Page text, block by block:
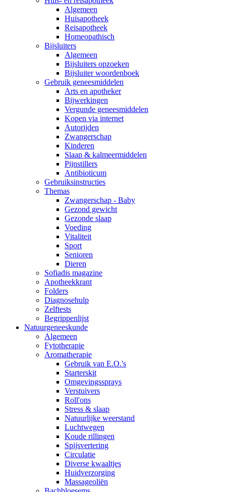
Algemeen
Huisapotheek
Reisapotheek
Homeopathisch
Bijsluiters
Algemeen
Bijsluiters opzoeken
Bijsluiter woordenboek
Gebruik geneesmiddelen
Arts en apotheker
Bijwerkingen
Vergunde geneesmiddelen
Kopen via internet
Autorijden
Zwangerschap
Kinderen
Slaap & kalmeermiddelen
Pijnstillers
Antibioticum
Gebruiksinstructies
Themas
Zwangerschap - Baby
Gezond gewicht
Gezonde slaap
Voeding
Vitaliteit
Sport
Senioren
Dieren
Sofiadis magazine
Apotheekkrant
Folders
Diagnosehulp
Zelftests
Begrippenlijst
Natuurgeneeskunde
Algemeen
Fytotherapie
Aromatherapie
Gebruik van E.O.'s
Starterskit
Omgevingssprays
Verstuivers
Roll'ons
Stress & slaap
Natuurlijke weerstand
Luchtwegen
Koude rillingen
Spijsvertering
Circulatie
Diverse kwaaltjes
Huidverzorging
Massageoliën